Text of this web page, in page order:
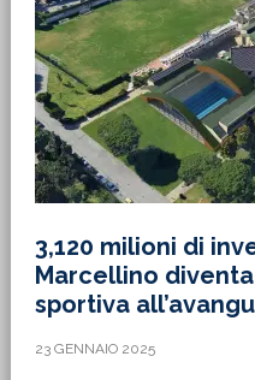
3,120 milioni di
Marcellino
sportiva
23 GENNAIO 2025